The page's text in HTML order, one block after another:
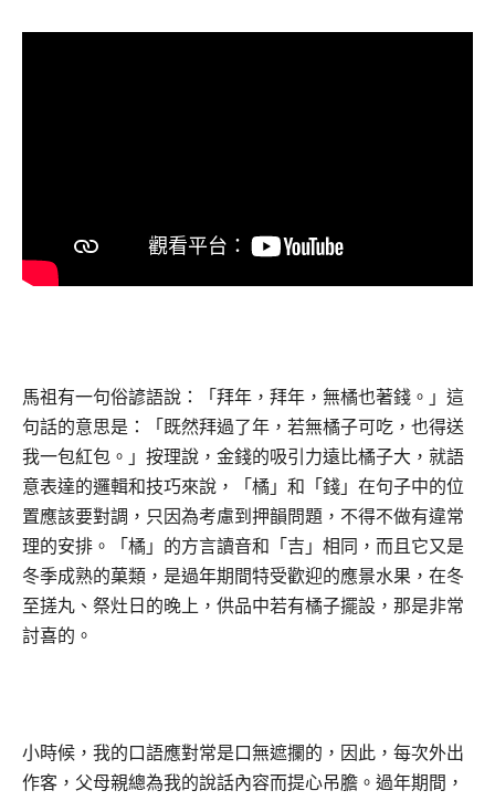
馬祖有一句俗諺語說：「拜年，拜年，無橘也著錢。」這
句話的意思是：「既然拜過了年，若無橘子可吃，也得送
我一包紅包。」按理說，金錢的吸引力遠比橘子大，就語
意表達的邏輯和技巧來說，「橘」和「錢」在句子中的位
置應該要對調，只因為考慮到押韻問題，不得不做有違常
理的安排。「橘」的方言讀音和「吉」相同，而且它又是
冬季成熟的菓類，是過年期間特受歡迎的應景水果，在冬
至搓丸、祭灶日的晚上，供品中若有橘子擺設，那是非常
討喜的。
小時候，我的口語應對常是口無遮攔的，因此，每次外出
作客，父母親總為我的說話內容而提心吊膽。過年期間，